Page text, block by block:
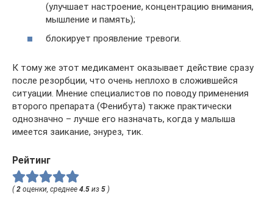
(улучшает настроение, концентрацию внимания,
мышление и память);
блокирует проявление тревоги.
К тому же этот медикамент оказывает действие сразу
после резорбции, что очень неплохо в сложившейся
ситуации. Мнение специалистов по поводу применения
второго препарата (Фенибута) также практически
однозначно – лучше его назначать, когда у малыша
имеется заикание, энурез, тик.
Рейтинг
( 2 оценки, среднее 4.5 из 5 )